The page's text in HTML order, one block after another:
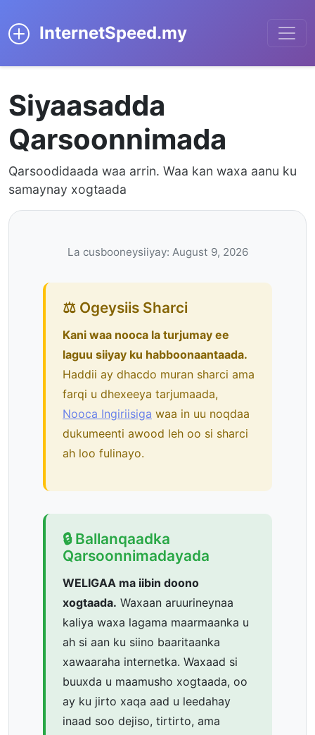
InternetSpeed.my
Siyaasadda
Qarsoonnimada
Qarsoodidaada waa arrin. Waa kan waxa aanu ku
samaynay xogtaada
La cusbooneysiiyay: August 9, 2026
⚖️ Ogeysiis Sharci
Kani waa nooca la turjumay ee
laguu siiyay ku habboonaantaada.
Haddii ay dhacdo muran sharci ama
farqi u dhexeeya tarjumaada,
Nooca Ingiriisiga waa in uu noqdaa
dukumeenti awood leh oo si sharci
ah loo fulinayo.
🔒 Ballanqaadka
Qarsoonnimadayada
WELIGAA ma iibin doono
xogtaada. Waxaan aruurineynaa
kaliya waxa lagama maarmaanka u
ah si aan ku siino baaritaanka
xawaaraha internetka. Waxaad si
buuxda u maamusho xogtaada, oo
ay ku jirto xaqa aad u leedahay
inaad soo dejiso, tirtirto, ama